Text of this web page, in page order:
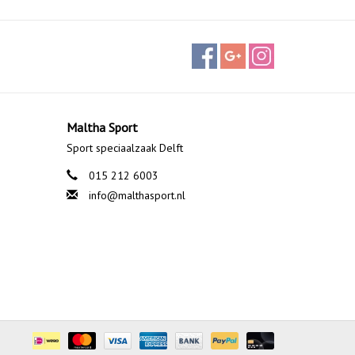
Maltha Sport
Sport speciaalzaak Delft
015 212 6003
info@malthasport.nl